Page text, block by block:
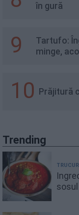
în gură
9
Tartufo:
minge,
10 Prăjitură
Trending